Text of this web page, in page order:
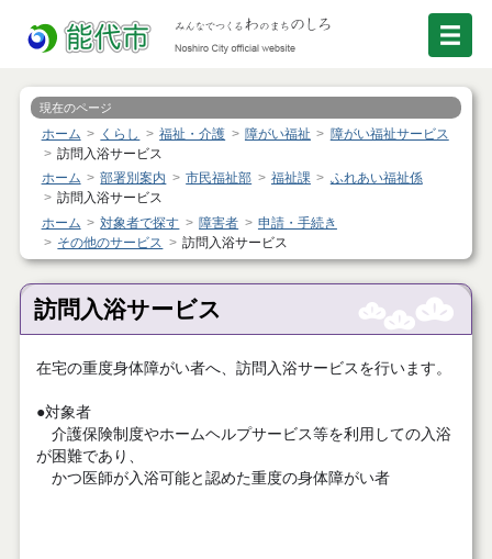
現在のページ
ホーム くらし 福祉・介護 障がい福祉
障がい福祉サービス
訪問入浴サービス
ホーム
部署別案内 市民福祉部 福祉課
ふれあい福祉係
訪問入浴サービス
ホーム
対象者で探す 障害者
申請・手続き
その他のサービス
訪問入浴サービス
訪問入浴サービス
在宅の重度身体障がい者へ、訪問入浴サービスを行います。
●対象者
介護保険制度やホームヘルプサービス等を利用しての入浴
が困難であり、
かつ医師が入浴可能と認めた重度の身体障がい者